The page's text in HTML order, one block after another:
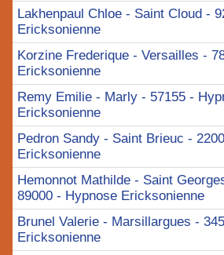
Lakhenpaul Chloe - Saint Cloud -
Ericksonienne
Korzine Frederique - Versailles -
Ericksonienne
Remy Emilie - Marly - 57155 -
Ericksonienne
Pedron Sandy - Saint Brieuc -
Ericksonienne
Hemonnot Mathilde - Saint
89000 - Hypnose Ericksonienne
Brunel Valerie - Marsillargues -
Ericksonienne